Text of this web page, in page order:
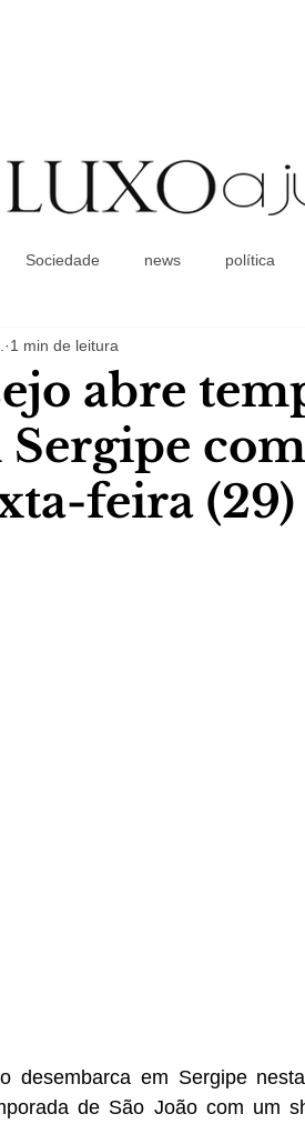
Coluna
Sociedade news política
abre
Sergipe
feira (29)
1 min de leitura
desembarca em Sergipe
de São João com um